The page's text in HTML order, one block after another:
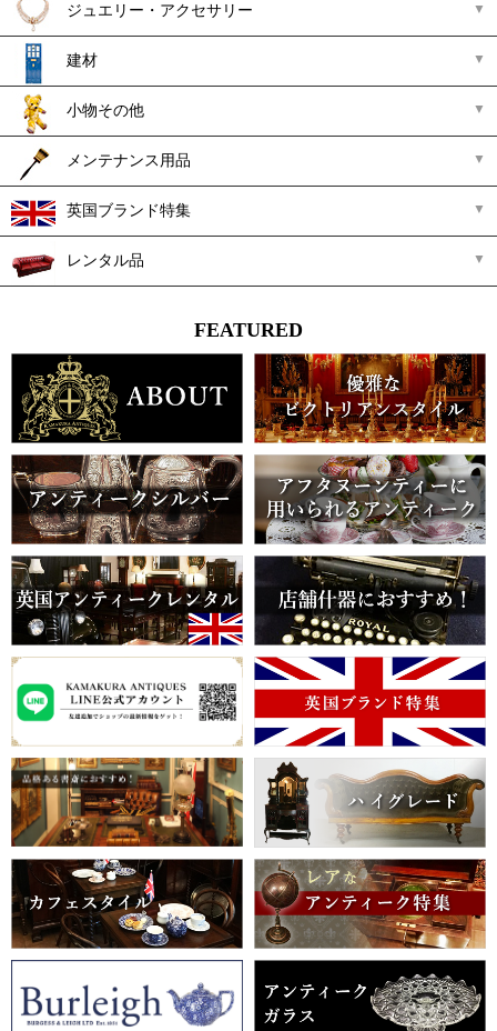
ジュエリー・アクセサリー
建材
小物その他
メンテナンス用品
英国ブランド特集
レンタル品
FEATURED